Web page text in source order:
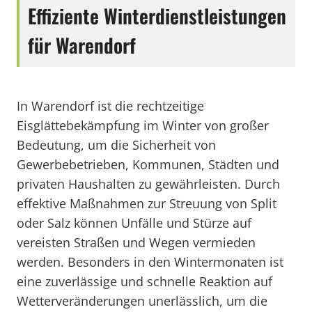
Effiziente Winterdienstleistungen
für Warendorf
In Warendorf ist die rechtzeitige
Eisglättebekämpfung im Winter von großer
Bedeutung, um die Sicherheit von
Gewerbebetrieben, Kommunen, Städten und
privaten Haushalten zu gewährleisten. Durch
effektive Maßnahmen zur Streuung von Split
oder Salz können Unfälle und Stürze auf
vereisten Straßen und Wegen vermieden
werden. Besonders in den Wintermonaten ist
eine zuverlässige und schnelle Reaktion auf
Wetterveränderungen unerlässlich, um die